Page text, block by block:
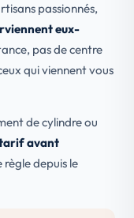
passionnés,
eux-
pas de centre
qui viennent vous
de cylindre ou
avant
depuis le